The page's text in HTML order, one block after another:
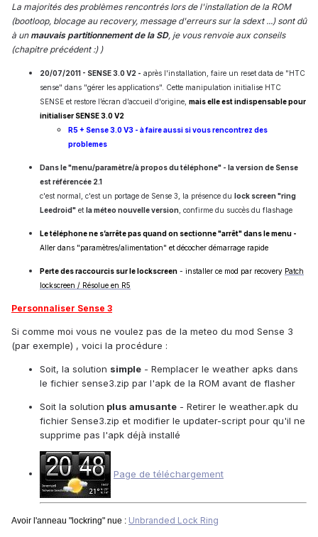
La majorités des problèmes rencontrés lors de l'installation de la ROM
(bootloop, blocage au recovery, message d'erreurs sur la sdext ...) sont dû
à un mauvais partitionnement de la SD, je vous renvoie aux conseils
(chapitre précédent :) )
20/07/2011 - SENSE 3.0 V2 - après l'installation, faire un reset data de "HTC
sense" dans "gérer les applications". Cette manipulation initialise HTC
SENSE et restore l’écran d’accueil d'origine, mais elle est indispensable pour
initialiser SENSE 3.0 V2
R5 + Sense 3.0 V3 - à faire aussi si vous rencontrez des
problemes
Dans le "menu/paramètre/à propos du téléphone" - la version de Sense
est référencée 2.1
c'est normal, c'est un portage de Sense 3, la présence du lock screen "ring
Leedroid" et la méteo nouvelle version , confirme du succès du flashage
Le téléphone ne s’arrête pas quand on sectionne "arrêt" dans le menu -
Aller dans "paramètres/alimentation" et décocher démarrage rapide
Perte des raccourcis sur le lockscreen - installer ce mod par recovery Patch
lockscreen / Résolue en R5
Personnaliser Sense 3
Si comme moi vous ne voulez pas de la meteo du mod Sense 3
(par exemple) , voici la procédure :
Soit, la solution simple - Remplacer le weather apks dans
le fichier sense3.zip par l'apk de la ROM avant de flasher
Soit la solution plus amusante - Retirer le weather.apk du
fichier Sense3.zip et modifier le updater-script pour qu'il ne
supprime pas l'apk déjà installé
Page de téléchargement
Avoir l'anneau "lockring" nue : Unbranded Lock Ring